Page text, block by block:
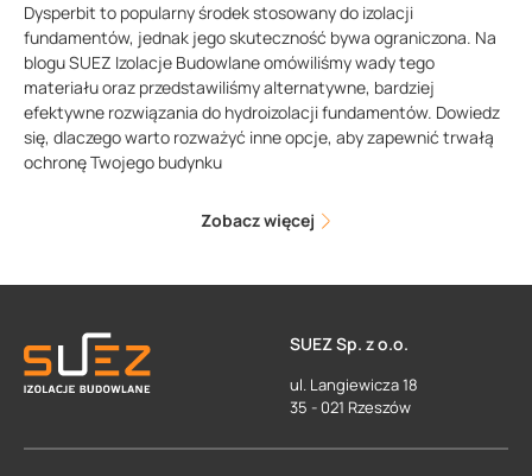
Dysperbit to popularny środek stosowany do izolacji
fundamentów, jednak jego skuteczność bywa ograniczona. Na
blogu SUEZ Izolacje Budowlane omówiliśmy wady tego
materiału oraz przedstawiliśmy alternatywne, bardziej
efektywne rozwiązania do hydroizolacji fundamentów. Dowiedz
się, dlaczego warto rozważyć inne opcje, aby zapewnić trwałą
ochronę Twojego budynku
Zobacz więcej
SUEZ Sp. z o.o.
ul. Langiewicza 18
35 - 021 Rzeszów